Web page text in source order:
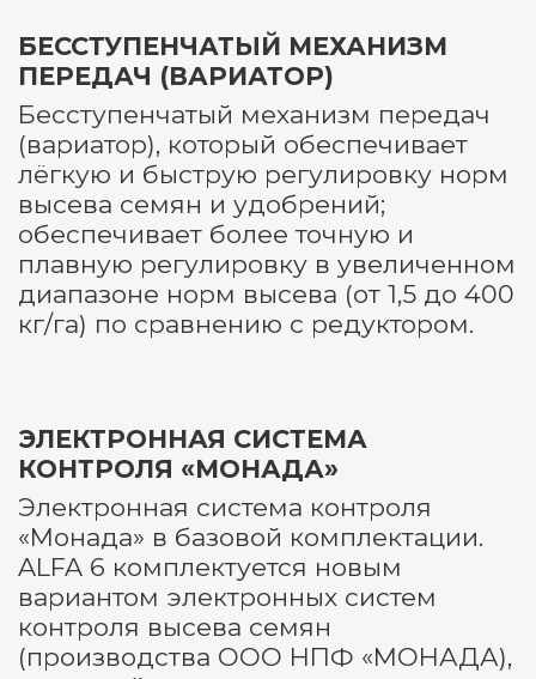
БЕССТУПЕНЧАТЫЙ МЕХАНИЗМ
ПЕРЕДАЧ (ВАРИАТОР)
Бесступенчатый механизм передач
(вариатор), который обеспечивает
лёгкую и быструю регулировку норм
высева семян и удобрений;
обеспечивает более точную и
плавную регулировку в увеличенном
диапазоне норм высева (от 1,5 до 400
кг/га) по сравнению с редуктором.
ЭЛЕКТРОННАЯ СИСТЕМА
КОНТРОЛЯ «МОНАДА»
Электронная система контроля
«Монада» в базовой комплектации.
ALFA 6 комплектуется новым
вариантом электронных систем
контроля высева семян
(производства ООО НПФ «МОНАДА),